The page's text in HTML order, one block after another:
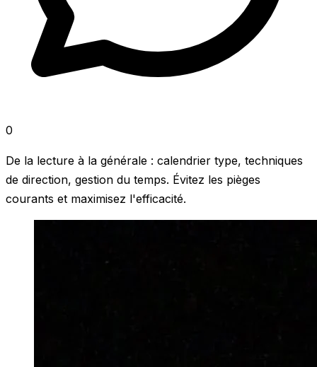
0
De la lecture à la générale : calendrier type, techniques
de direction, gestion du temps. Évitez les pièges
courants et maximisez l'efficacité.